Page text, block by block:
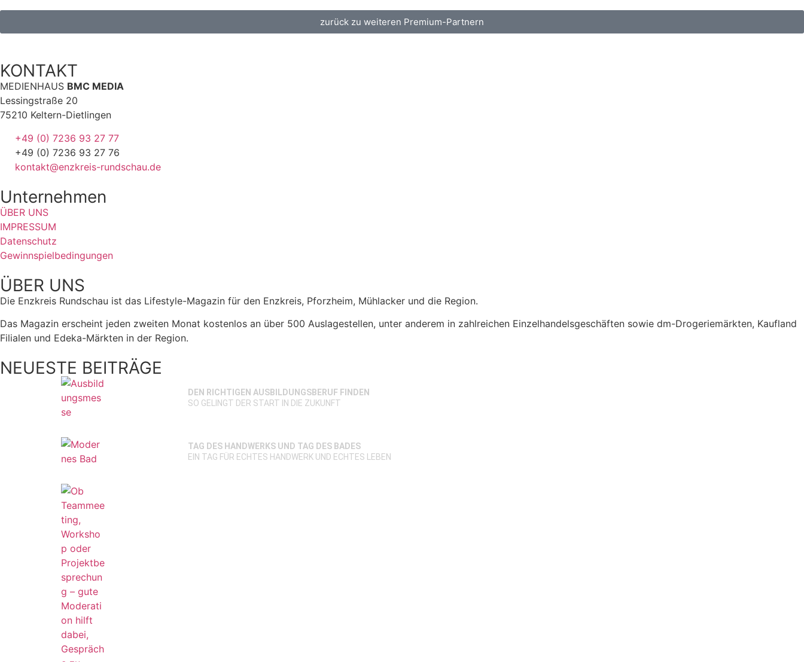
zurück zu weiteren Premium-Partnern
KONTAKT
MEDIENHAUS BMC MEDIA
Lessingstraße 20
75210 Keltern-Dietlingen
+49 (0) 7236 93 27 77
+49 (0) 7236 93 27 76
kontakt@enzkreis-rundschau.de
Unternehmen
ÜBER UNS
IMPRESSUM
Datenschutz
Gewinnspielbedingungen
ÜBER UNS
Die Enzkreis Rundschau ist das Lifestyle-Magazin für den Enzkreis, Pforzheim, Mühlacker und die Region.
Das Magazin erscheint jeden zweiten Monat kostenlos an über 500 Auslagestellen, unter anderem in zahlreichen Einzelhandelsgeschäften sowie dm-Drogeriemärkten, Kaufland
Filialen und Edeka-Märkten in der Region.
NEUESTE BEITRÄGE
DEN RICHTIGEN AUSBILDUNGSBERUF FINDEN
SO GELINGT DER START IN DIE ZUKUNFT
TAG DES HANDWERKS UND TAG DES BADES
EIN TAG FÜR ECHTES HANDWERK UND ECHTES LEBEN